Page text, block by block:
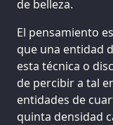
de belleza.
El pensamiento
que una entidad
esta técnica o
de percibir a tal
entidades de
quinta densidad